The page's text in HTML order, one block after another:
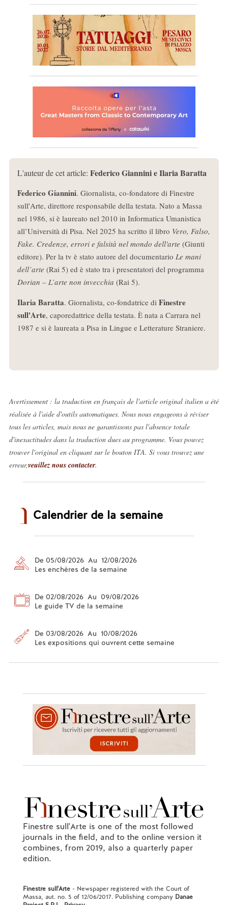
L'auteur de cet article: Federico Giannini e Ilaria Baratta
Federico Giannini. Giornalista, co-fondatore di Finestre
sull'Arte, direttore responsabile della testata. Nato a Massa
nel 1986, si è laureato nel 2010 in Informatica Umanistica
all’Università di Pisa. Nel 2025 ha scritto il libro Vero, Falso,
Fake. Credenze, errori e falsità nel mondo dell'arte (Giunti
editore). Per la tv è stato autore del documentario Le mani
dell’arte (Rai 5) ed è stato tra i presentatori del programma
Dorian – L’arte non invecchia (Rai 5).
Ilaria Baratta. Giornalista, co-fondatrice di Finestre
sull'Arte, caporedattrice della testata. È nata a Carrara nel
1987 e si è laureata a Pisa in Lingue e Letterature Straniere.
Avertissement : la traduction en français de l'article original italien a été
réalisée à l'aide d'outils automatiques. Nous nous engageons à réviser
tous les articles, mais nous ne garantissons pas l'absence totale
d'inexactitudes dans la traduction dues au programme. Vous pouvez
trouver l'original en cliquant sur le bouton ITA. Si vous trouvez une
erreur,veuillez nous contacter.
Calendrier de la semaine
De 05/08/2026 Au 12/08/2026
Les enchères de la semaine
De 02/08/2026 Au 09/08/2026
Le guide TV de la semaine
De 03/08/2026 Au 10/08/2026
Les expositions qui ouvrent cette semaine
Finestre sull'Arte is one of the most followed
journals in the field, and to the online version it
combines, from 2019, also a quarterly paper
edition.
Finestre sull'Arte- Newspaper registered with the Court of
Massa, aut. no. 5 of 12/06/2017. Publishing company Danae